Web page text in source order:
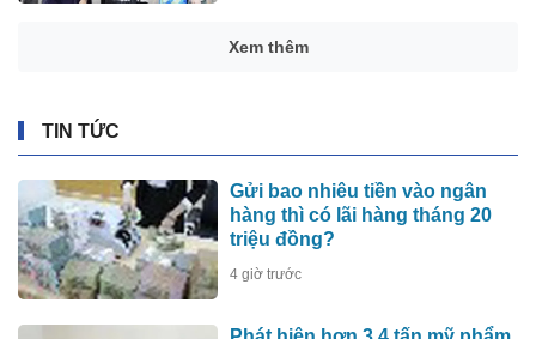
Xem thêm
TIN TỨC
Gửi bao nhiêu tiền vào ngân
hàng thì có lãi hàng tháng 20
triệu đồng?
4 giờ trước